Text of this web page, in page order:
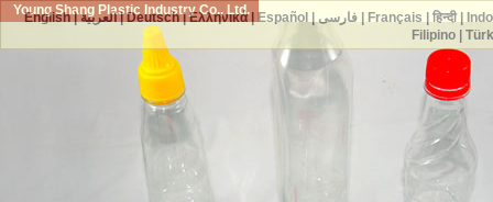
Young Shang Plastic Industry Co., Ltd.
English|العربية|Deutsch|Ελληνικά| Español فارسی| Français हिन्दी|
Filipino|